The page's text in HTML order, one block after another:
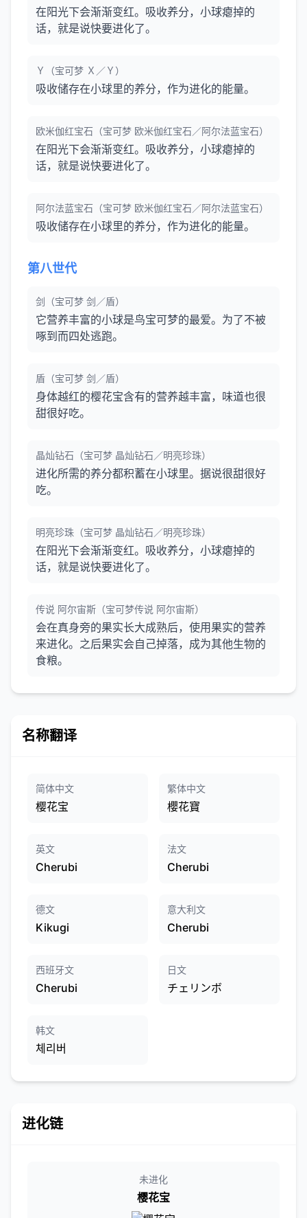
在阳光下会渐渐变红。吸收养分，小球瘪掉的
话，就是说快要进化了。
Ｙ（宝可梦 Ｘ／Ｙ）
吸收储存在小球里的养分，作为进化的能量。
欧米伽红宝石（宝可梦 欧米伽红宝石／阿尔法蓝宝石）
在阳光下会渐渐变红。吸收养分，小球瘪掉的
话，就是说快要进化了。
阿尔法蓝宝石（宝可梦 欧米伽红宝石／阿尔法蓝宝石）
吸收储存在小球里的养分，作为进化的能量。
第八世代
剑（宝可梦 剑／盾）
它营养丰富的小球是鸟宝可梦的最爱。为了不被
啄到而四处逃跑。
盾（宝可梦 剑／盾）
身体越红的樱花宝含有的营养越丰富，味道也很
甜很好吃。
晶灿钻石（宝可梦 晶灿钻石／明亮珍珠）
进化所需的养分都积蓄在小球里。据说很甜很好
吃。
明亮珍珠（宝可梦 晶灿钻石／明亮珍珠）
在阳光下会渐渐变红。吸收养分，小球瘪掉的
话，就是说快要进化了。
传说 阿尔宙斯（宝可梦传说 阿尔宙斯）
会在真身旁的果实长大成熟后，使用果实的营养
来进化。之后果实会自己掉落，成为其他生物的
食粮。
名称翻译
简体中文
樱花宝
繁体中文
櫻花寶
英文
Cherubi
法文
Cherubi
德文
Kikugi
意大利文
Cherubi
西班牙文
Cherubi
日文
チェリンボ
韩文
체리버
进化链
未进化
樱花宝